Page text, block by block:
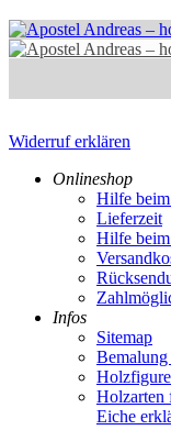
Widerruf erklären
Onlineshop
Hilfe
Lieferzeit
Hilfe
Infos
Sitemap
Holzarten
Eiche